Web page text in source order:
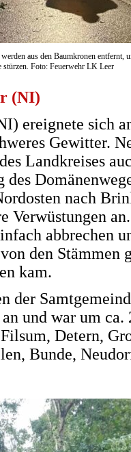
aus den Baumkronen entfernt,
stürzen. Foto: Feuerwehr LK Leer
(NI)
ereignete sich
Gewitter.
Landkreises
nach
Verwüstungen
abbrechen
den Stämmen
kam.
der
und war um ca.
Detern,
Bunde,